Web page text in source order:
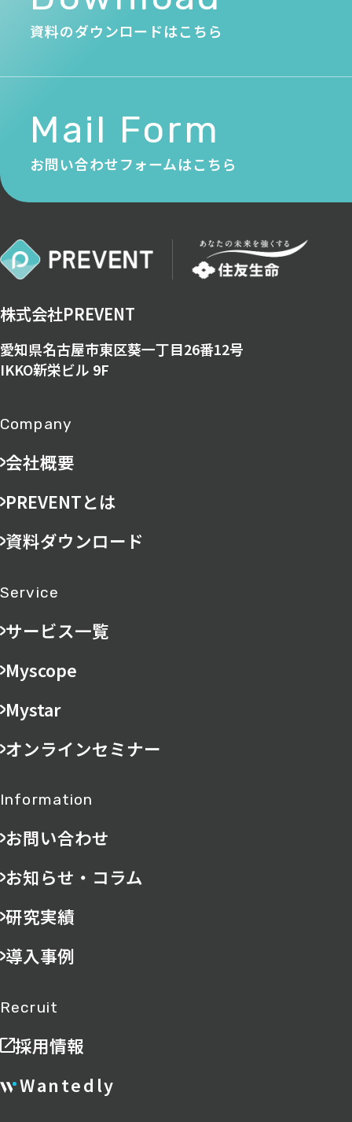
資料のダウンロードはこちら
Mail Form
お問い合わせフォームはこちら
株式会社PREVENT
愛知県名古屋市東区葵一丁目26番12号
IKKO新栄ビル 9F
Company
会社概要
PREVENTとは
資料ダウンロード
Service
サービス一覧
Myscope
Mystar
オンラインセミナー
Information
お問い合わせ
お知らせ・コラム
研究実績
導入事例
Recruit
採用情報
Wantedly